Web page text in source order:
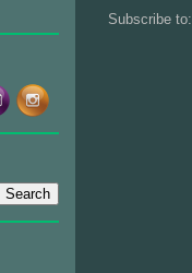
Subscribe to: